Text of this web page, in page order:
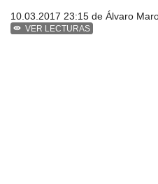
10.03.2017 23:15 de Álvaro
VER LECTURAS